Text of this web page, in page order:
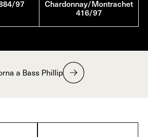
97
Chardonnay/Montrachet
416/97
a Bass Phillip